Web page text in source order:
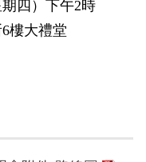
期四）下午2時
樓大禮堂